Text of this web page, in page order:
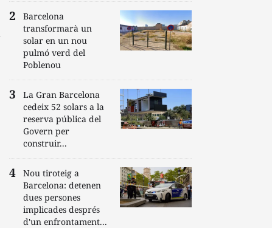
Barcelona
transformarà un
solar en un nou
pulmó verd del
Poblenou
La Gran Barcelona
cedeix 52 solars a la
reserva pública del
Govern per
construir...
Nou tiroteig a
Barcelona: detenen
dues persones
implicades després
d'un enfrontament...